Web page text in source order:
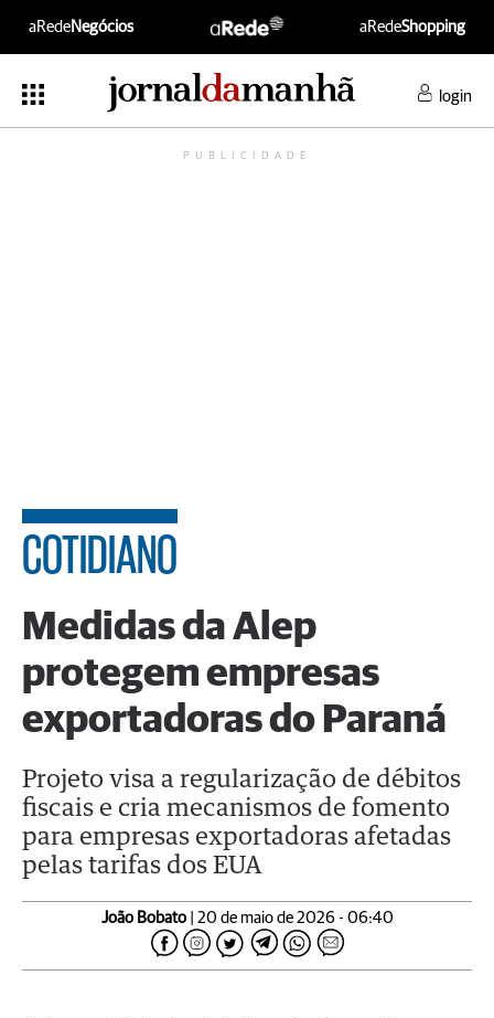
aRedeNegócios aRedeShopping
login
PUBLICIDADE
COTIDIANO
Medidas da Alep
protegem empresas
exportadoras do Paraná
Projeto visa a regularização de débitos
fiscais e cria mecanismos de fomento
para empresas exportadoras afetadas
pelas tarifas dos EUA
João Bobato| 20 de maio de 2026 - 06:40